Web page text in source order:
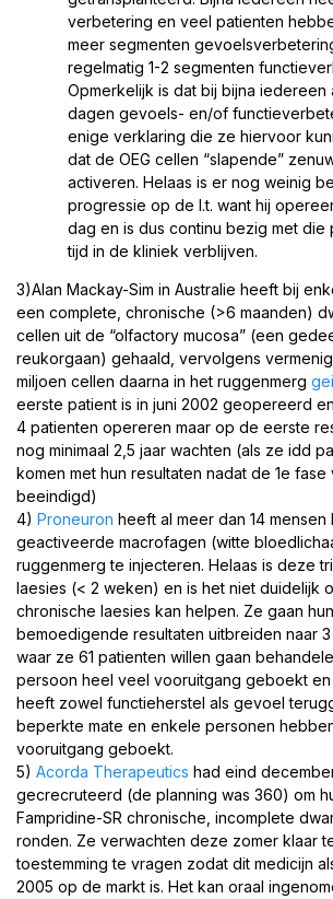
verbetering en veel patienten
meer segmenten
regelmatig 1-2 segmenten
Opmerkelijk is dat bij bijna iedereen
dagen gevoels- en/of
enige verklaring die ze hiervoor
dat de OEG cellen “slapende”
activeren. Helaas is er nog weinig
progressie op de l.t. want hij
dag en is dus continu bezig met die
tijd in de kliniek verblijven.
3)Alan Mackay-Sim in Australie heeft bij
een complete, chronische (>6 maanden)
cellen uit de “olfactory mucosa” (een
reukorgaan) gehaald, vervolgens
miljoen cellen daarna in het ruggenmerg
eerste patient is in juni 2002 geopereerd
4 patienten opereren maar op de eerste
nog minimaal 2,5 jaar wachten (als ze idd
komen met hun resultaten nadat de 1e fase
beeindigd)
4) Proneuron heeft al meer dan 14
geactiveerde macrofagen (witte
ruggenmerg te injecteren. Helaas is deze
laesies (< 2 weken) en is het niet duidelijk
chronische laesies kan helpen. Ze gaan
bemoedigende resultaten uitbreiden naar 3
waar ze 61 patienten willen gaan
persoon heel veel vooruitgang geboekt
heeft zowel functieherstel als gevoel
beperkte mate en enkele personen
vooruitgang geboekt.
5) Acorda Therapeutics had eind
gecrecruteerd (de planning was 360) om
Fampridine-SR chronische, incomplete
ronden. Ze verwachten deze zomer klaar
toestemming te vragen zodat dit medicijn
2005 op de markt is. Het kan oraal